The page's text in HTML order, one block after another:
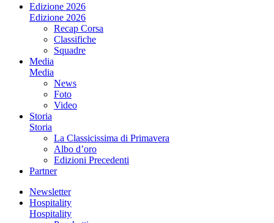
Edizione 2026
Edizione 2026
Recap Corsa
Classifiche
Squadre
Media
Media
News
Foto
Video
Storia
Storia
La Classicissima di Primavera
Albo d’oro
Edizioni Precedenti
Partner
Newsletter
Hospitality
Hospitality